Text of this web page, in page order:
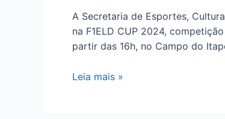
A Secretaria de Esportes,
na F1ELD CUP 2024,
partir das 16h, no Campo do
Leia mais »